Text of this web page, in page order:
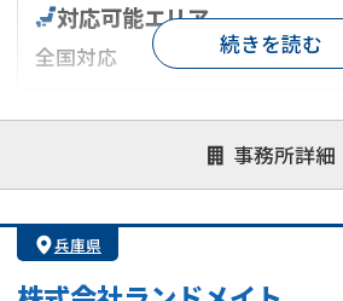
事務所詳細
対応可能エリア
全国対応
対応が親身 オンライン面談可能
1億円以上の買取可
続きを読む
兵庫県